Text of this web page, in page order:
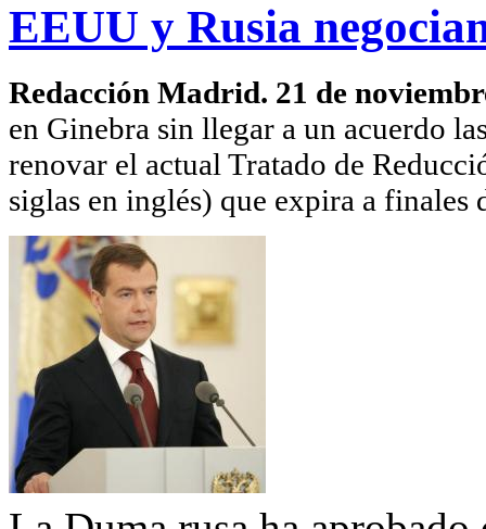
EEUU y Rusia
Redacción Madrid. 21 de
en Ginebra sin llegar a un acuerdo
renovar el actual Tratado de
siglas en inglés) que expira a finales